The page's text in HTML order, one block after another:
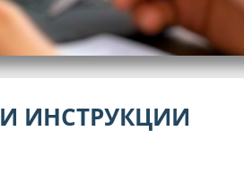
ИНСТРУКЦИИ